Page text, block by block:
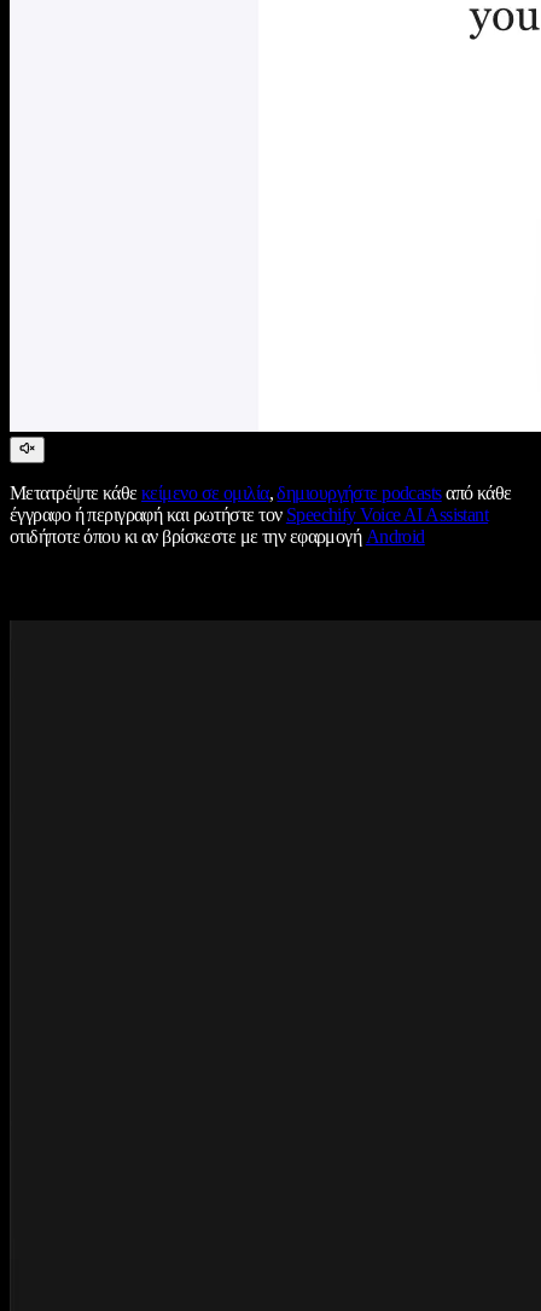
Μετατρέψτε κάθεκείμενο σε ομιλία,δημιουργήστε podcastsαπό κάθε
έγγραφο ή περιγραφή και ρωτήστε τον Speechify Voice AI Assistant
οτιδήποτε όπου κι αν βρίσκεστε με την εφαρμογήAndroid